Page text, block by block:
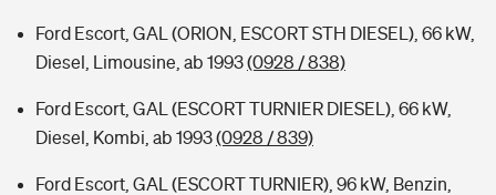
Ford Escort, GAL (ORION, ESCORT STH DIESEL), 66 kW,
Diesel, Limousine, ab 1993(0928 / 838)
Ford Escort, GAL (ESCORT TURNIER DIESEL), 66 kW,
Diesel, Kombi, ab 1993(0928 / 839)
Ford Escort, GAL (ESCORT TURNIER), 96 kW, Benzin,